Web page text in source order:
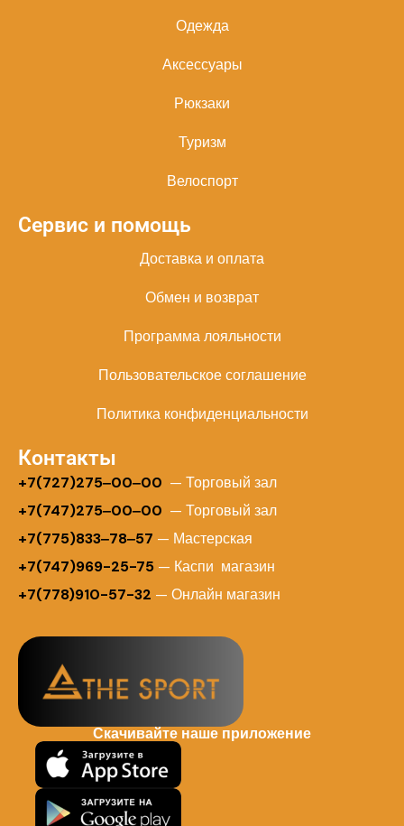
Одежда
Аксессуары
Рюкзаки
Туризм
Велоспорт
Сервис и помощь
Доставка и оплата
Обмен и возврат
Программа лояльности
Пользовательское соглашение
Политика конфиденциальности
Контакты
+7(727)275‒00‒00 — Торговый зал
+7(747)275‒00‒00 — Торговый зал
+7(775)833‒78‒57 — Мастерская
+7(747)969-25-75 — Каспи магазин
+7(778)910-57-32 — Онлайн магазин
Скачивайте наше приложение